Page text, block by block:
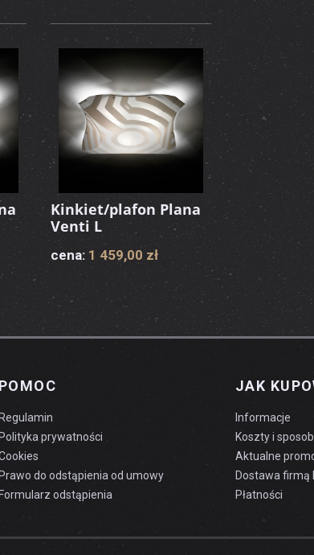
Kinkiet/plafon Plana
Venti L
cena: 1 459,00 zł
POMOC
Regulamin
Polityka prywatności
Prawo do odstąpienia od umowy
Formularz odstąpienia
JAK
Informacje
Koszty i
Aktualne
Dostawa firmą
Płatności